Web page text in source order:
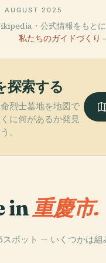
AUGUST 2025
・公式情報をもとに
私たちのガイドづくり
探索する
烈士墓地を地図で
に何があるか発見
。
in重慶市.
スポット — いくつかは組
峡博